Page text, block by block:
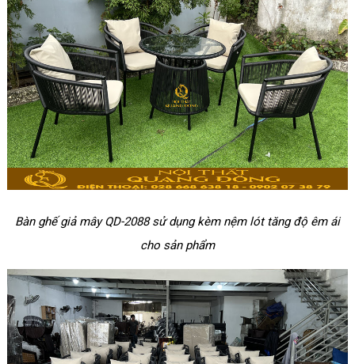
Bàn ghế giả mây QD-2088 sử dụng kèm nệm lót tăng độ êm ái
cho sản phẩm